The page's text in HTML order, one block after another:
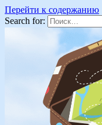
Перейти к содержанию
Search for: